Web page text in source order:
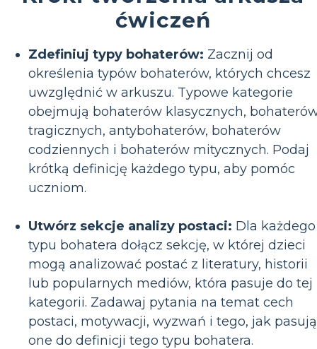
ćwiczeń
Zdefiniuj typy bohaterów: Zacznij od
określenia typów bohaterów, których chcesz
uwzględnić w arkuszu. Typowe kategorie
obejmują bohaterów klasycznych,
tragicznych, antybohaterów, bohaterów
codziennych i bohaterów mitycznych. Podaj
krótką definicję każdego typu, aby pomóc
uczniom.
Utwórz sekcje analizy postaci: Dla każdego
typu bohatera dołącz sekcję, w której dzieci
mogą analizować postać z literatury, historii
lub popularnych mediów, która pasuje do tej
kategorii. Zadawaj pytania na temat cech
postaci, motywacji, wyzwań i tego, jak pasują
one do definicji tego typu bohatera.